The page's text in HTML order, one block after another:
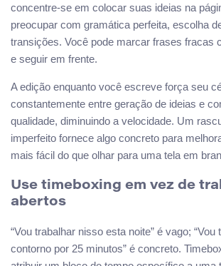
concentre-se em colocar suas ideias na
preocupar com gramática perfeita, escolha
transições. Você pode marcar frases fracas
e seguir em frente.
A edição enquanto você escreve força seu
constantemente entre geração de ideias e
qualidade, diminuindo a velocidade. Um
imperfeito fornece algo concreto para
mais fácil do que olhar para uma tela em
Use timeboxing em vez de
abertos
“Vou trabalhar nisso esta noite” é vago; “Vou
contorno por 25 minutos” é concreto.